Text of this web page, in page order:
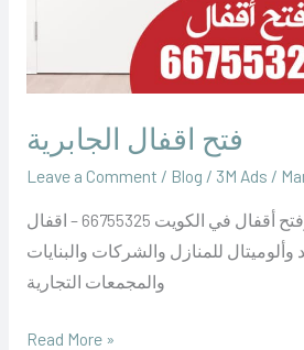
فتح اقفال الجابرية
Leave a Comment / Blog / /
فني تركيب وتصليح وفتح أقفال في الكويت 66755325 – اقفال
للمنازل والشركات والبنايات
والمجمعات التجارية
Read More »